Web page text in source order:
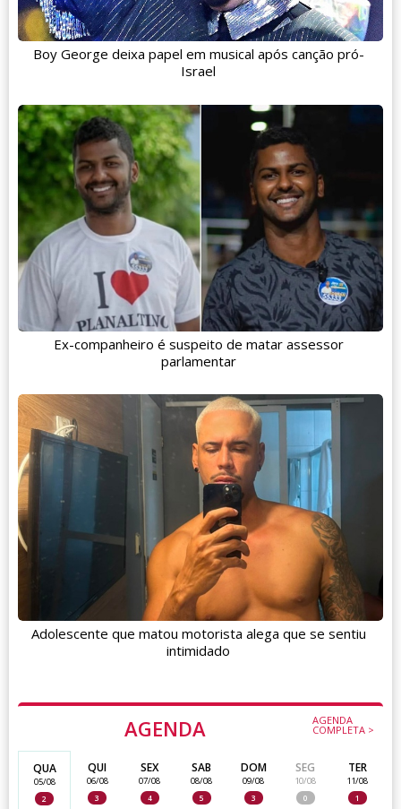
AGENDA AGENDA
COMPLETA >
QUA
05/08
2
QUI
06/08
3
SEX
07/08
4
SAB
08/08
5
DOM
09/08
3
SEG
10/08
0
TER
11/08
1
Boy George deixa papel em musical após canção pró-
Israel
Ex-companheiro é suspeito de matar assessor
parlamentar
Adolescente que matou motorista alega que se sentiu
intimidado